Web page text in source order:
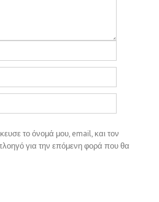
το όνομά μου, email, και τον
για την επόμενη φορά που θα